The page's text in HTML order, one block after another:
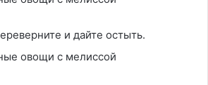
и дайте остыть.